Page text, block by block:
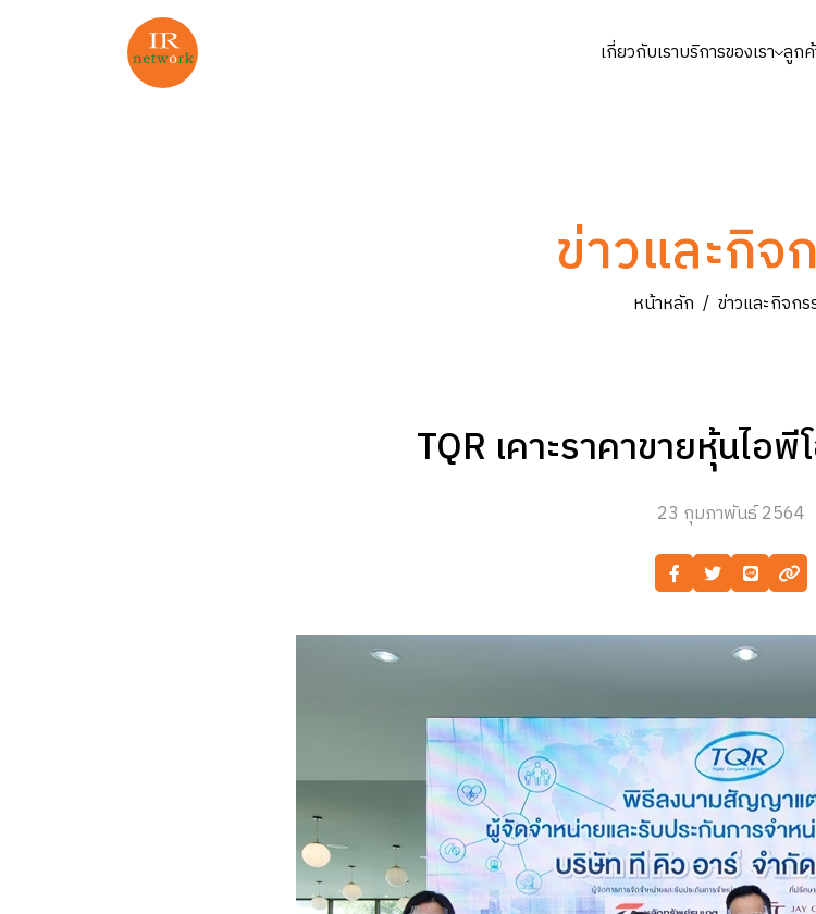
เกี่ยวกับเราบริการของเรา ลูกค้
ข่าวและกิจ
หน้าหลัก ข่าวและกิจกร
TQR เคาะราคาขายหุ้นไอ
23 กุมภาพันธ์ 2564